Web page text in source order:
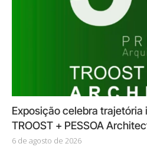
Exposição celebra trajetória
TROOST + PESSOA
6 de agosto de 2026